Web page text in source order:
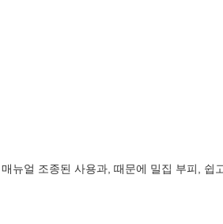
뉴얼 조종된 사용과, 때문에 밀집 부피, 쉽